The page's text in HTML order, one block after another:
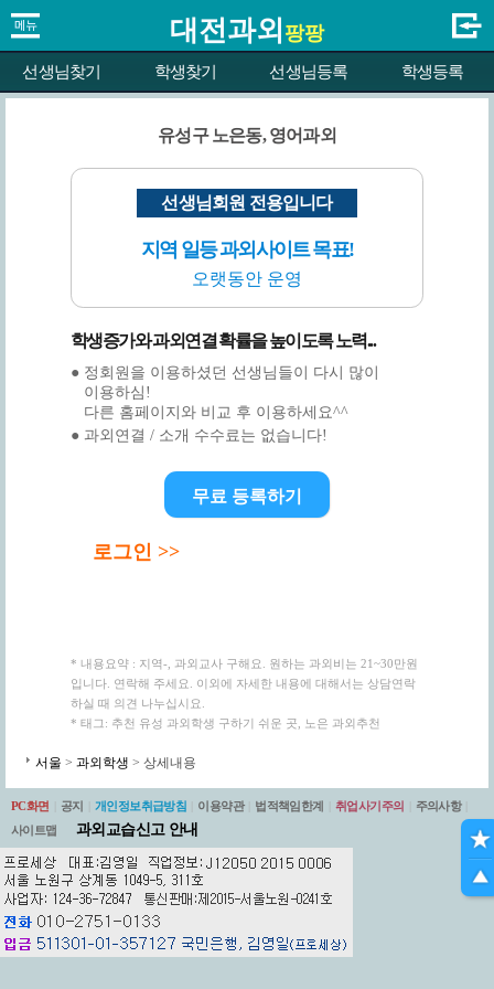
대전과외 팡팡
선생님찾기 학생찾기 선생님등록 학생등록
유성구 노은동, 영어과외
선생님회원 전용입니다
지역 일등 과외사이트 목표!
오랫동안 운영
학생증가와 과외연결 확률을 높이도록 노력...
● 정회원을 이용하셨던 선생님들이 다시 많이
이용하심!
다른 홈페이지와 비교 후 이용하세요^^
● 과외연결 / 소개 수수료는 없습니다!
무료 등록하기
로그인 >>
* 내용요약 : 지역-, 과외교사 구해요. 원하는 과외비는 21~30만원
입니다. 연락해 주세요. 이외에 자세한 내용에 대해서는 상담연락
하실 때 의견 나누십시요.
* 태그: 추천 유성 과외학생 구하기 쉬운 곳, 노은 과외추천
서울 > 과외학생 > 상세내용
PC화면 공지 개인정보취급방침 이용약관 법적책임한계 취업사기주의 주의사항
사이트맵
과외교습신고 안내